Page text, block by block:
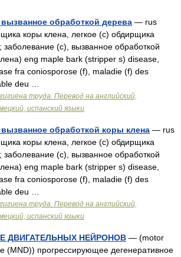
обработкой дерева — rus
коры клена, легкое (с) обдирщика
заболевание (с), вызванное обработкой
eng maple bark (stripper s) disease,
fra coniosporose (f), maladie (f) des
deu …
труда. Перевод на английский,
испанский языки
обработкой коры клена — rus
коры клена, легкое (с) обдирщика
заболевание (с), вызванное обработкой
eng maple bark (stripper s) disease,
fra coniosporose (f), maladie (f) des
deu …
труда. Перевод на английский,
испанский языки
ДВИГАТЕЛЬНЫХ НЕЙРОНОВ — (motor
(MND)) прогрессирующее дегенеративное